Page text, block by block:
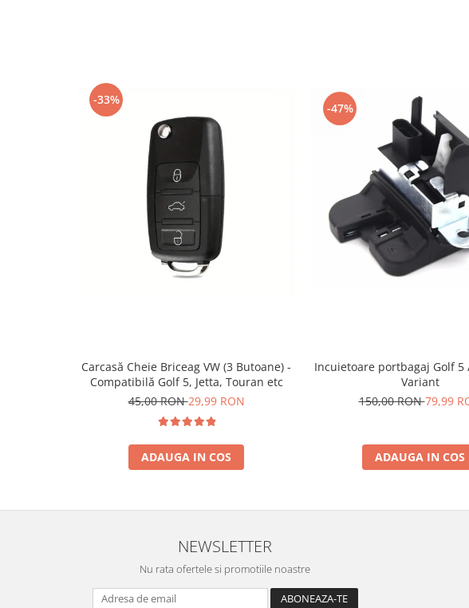
-33%
Carcasă Cheie Briceag VW (3 Butoane) -
Compatibilă Golf 5, Jetta, Touran etc
45,00 RON29,99 RON
ADAUGA IN COS
-47%
Incuietoare portbagaj Golf 5
Variant
150,00 RON79,99
ADAUGA IN COS
NEWSLETTER
Nu rata ofertele si promotiile noastre